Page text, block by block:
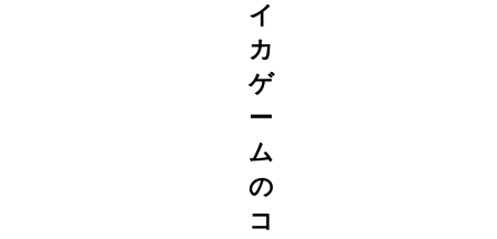
イ
カ
ゲ
ー
ム
の
コ